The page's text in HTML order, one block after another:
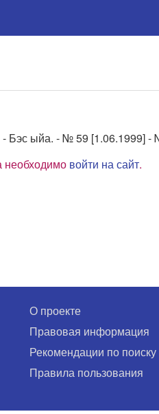
- Бэс ыйа. - № 59 [1.06.1999] -
необходимо войти на сайт.
О проекте
Правовая информация
Рекомендации по поиску
Правила пользования